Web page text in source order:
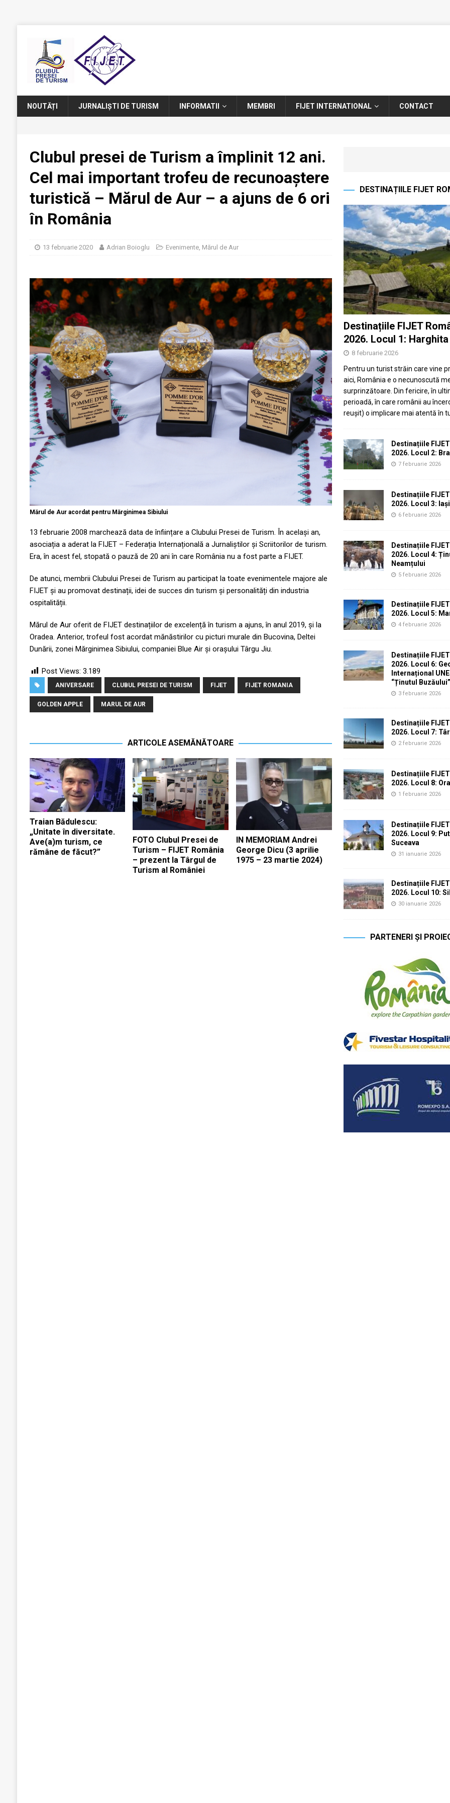
NOUTĂȚI JURNALIȘTI DE TURISM INFORMATII MEMBRI FIJET INTERNATIONAL CONTACT
Clubul presei de Turism a împlinit 12 ani.
Cel mai important trofeu de recunoaștere
turistică – Mărul de Aur – a ajuns de 6 ori
în România
13 februarie 2020 Adrian Boioglu Evenimente, Mărul de Aur
Mărul de Aur acordat pentru Mărginimea Sibiului
13 februarie 2008 marchează data de înființare a Clubului Presei de Turism. În același an,
asociația a aderat la FIJET – Federația Internațională a Jurnaliștilor și Scriitorilor de turism.
Era, în acest fel, stopată o pauză de 20 ani în care România nu a fost parte a FIJET.
De atunci, membrii Clubului Presei de Turism au participat la toate evenimentele majore ale
FIJET și au promovat destinații, idei de succes din turism și personalități din industria
ospitalității.
Mărul de Aur oferit de FIJET destinațiilor de excelență în turism a ajuns, în anul 2019, și la
Oradea. Anterior, trofeul fost acordat mănăstirilor cu picturi murale din Bucovina, Deltei
Dunării, zonei Mărginimea Sibiului, companiei Blue Air și orașului Târgu Jiu.
Post Views: 3.189
ANIVERSARE CLUBUL PRESEI DE TURISM FIJET FIJET ROMANIA
GOLDEN APPLE MARUL DE AUR
ARTICOLE ASEMĂNĂTOARE
Traian Bădulescu:
„Unitate în diversitate.
Ave(a)m turism, ce
rămâne de făcut?”
FOTO Clubul Presei de
Turism – FIJET România
– prezent la Târgul de
Turism al României
IN MEMORIAM Andrei
George Dicu (3 aprilie
1975 – 23 martie 2024)
DESTINAȚIILE FIJET
Destinațiile FIJET
2026. Locul 1: Harghita
8 februarie 2026
Pentru un turist străin care vine
aici, România e o necunoscută
surprinzătoare. Din fericire, în
perioadă, în care românii au
reușit) o implicare mai atentă în
Destinațiile
2026. Locul 2:
7 februarie 2026
Destinațiile
2026. Locul 3: Iași
6 februarie 2026
Destinațiile
2026. Locul 4:
Neamțului
5 februarie 2026
Destinațiile
2026. Locul 5:
4 februarie 2026
Destinațiile
2026. Locul 6:
Internațional
“Ținutul Buzăului”
3 februarie 2026
Destinațiile
2026. Locul 7:
2 februarie 2026
Destinațiile
2026. Locul 8:
1 februarie 2026
Destinațiile
2026. Locul 9:
Suceava
31 ianuarie 2026
Destinațiile
2026. Locul 10:
30 ianuarie 2026
PARTENERI ȘI